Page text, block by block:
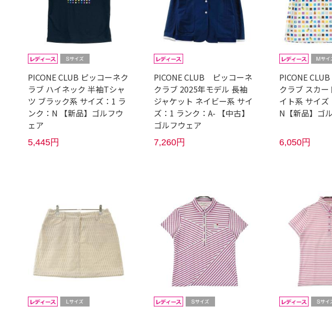
PICONE CLUB ピッコーネク
ラブ ハイネック 半袖Tシャ
ツ ブラック系 サイズ：1 ラ
ンク：N 【新品】ゴルフウ
ェア
5,445円
PICONE CLUB ピッコーネ
クラブ 2025年モデル 長袖
ジャケット ネイビー系 サイ
ズ：1 ランク：A- 【中古】
ゴルフウェア
7,260円
PICONE
クラブ スカー
イト系 サイズ
N【新品】ゴ
6,050円